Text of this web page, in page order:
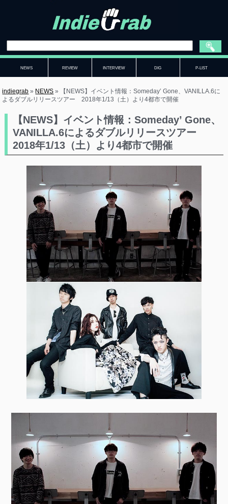
NEWS REVIEW INTERVIEW DIG P-LIST
indiegrab » NEWS »
【NEWS】イベント情報：Someday’ Gone、VANILLA.6に
よるダブルリリースツアー 2018年1/13（土）より4都市で開催
【NEWS】イベント情報：Someday’ Gone、
VANILLA.6によるダブルリリースツアー
2018年1/13（土）より4都市で開催